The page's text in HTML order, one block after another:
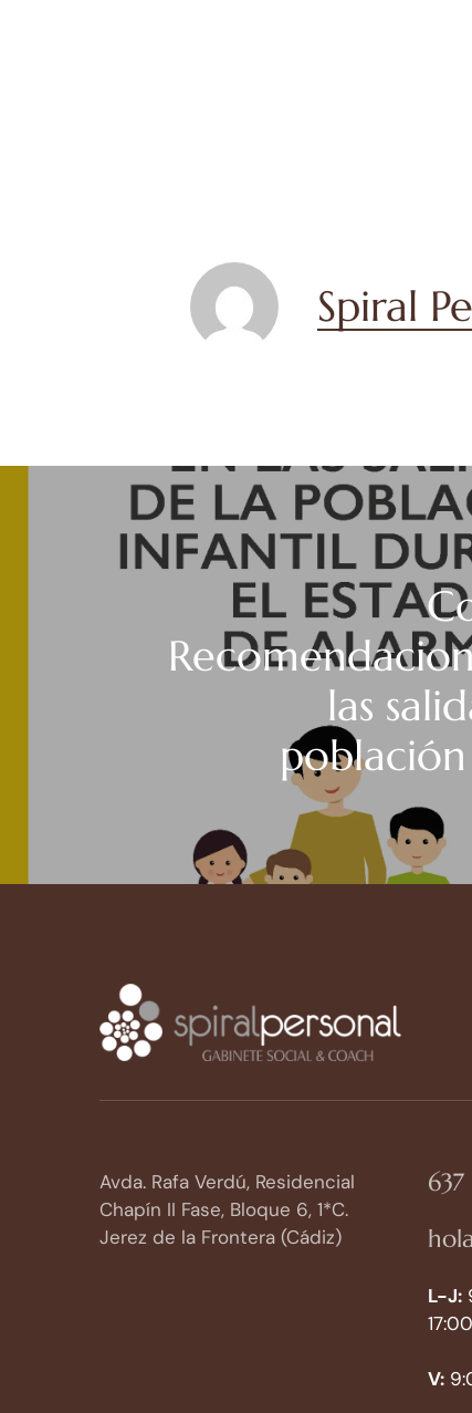
Spiral
las
Avda. Rafa Verdú, Residencial
Chapín II Fase, Bloque 6, 1*C.
Jerez de la Frontera (Cádiz)
637
L-J:
V: